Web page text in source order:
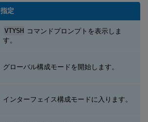
指定
VTYSH
コマンドプロンプトを表示しま
す。
グローバル構成モードを開始します。
インターフェイス構成モードに入ります。